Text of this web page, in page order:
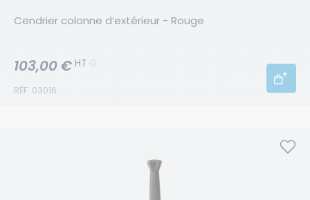
Cendrier colonne d’extérieur - Rouge
RÉF. 03016
103,00 € HT